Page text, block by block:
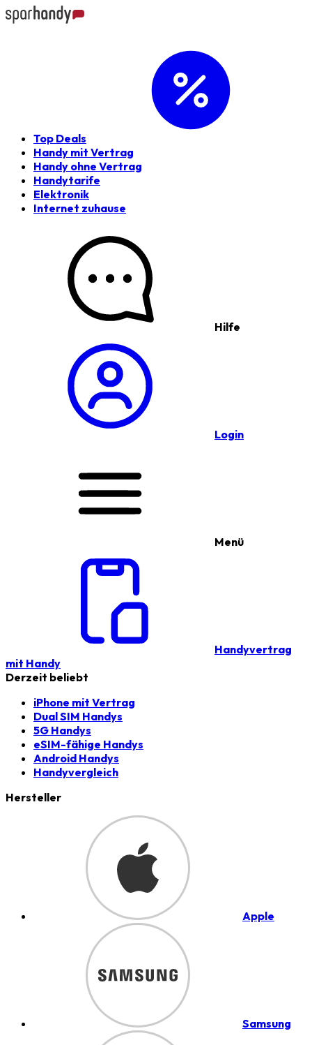
Top Deals
Handy mit Vertrag
Handy ohne Vertrag
Handytarife
Elektronik
Internet zuhause
Hilfe
Login
Menü
Handyvertrag
mit Handy
Derzeit beliebt
iPhone mit Vertrag
Dual SIM Handys
5G Handys
eSIM-fähige Handys
Android Handys
Handyvergleich
Hersteller
Apple
Samsung